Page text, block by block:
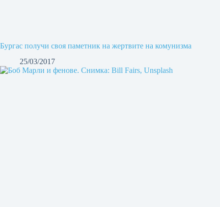
Бургас получи своя паметник на жертвите на комунизма
25/03/2017